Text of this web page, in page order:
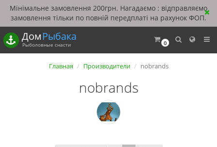
Мінімальне замовлення 200грн. Нагадаємо : відправляємо
замовлення тільки по повній передплаті на рахунок ФОП.
0
ДомРыбака
Рыболовные снасти
Главная Производители nobrands
nobrands